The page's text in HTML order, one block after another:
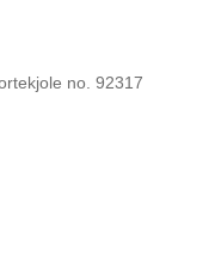
no. 92317